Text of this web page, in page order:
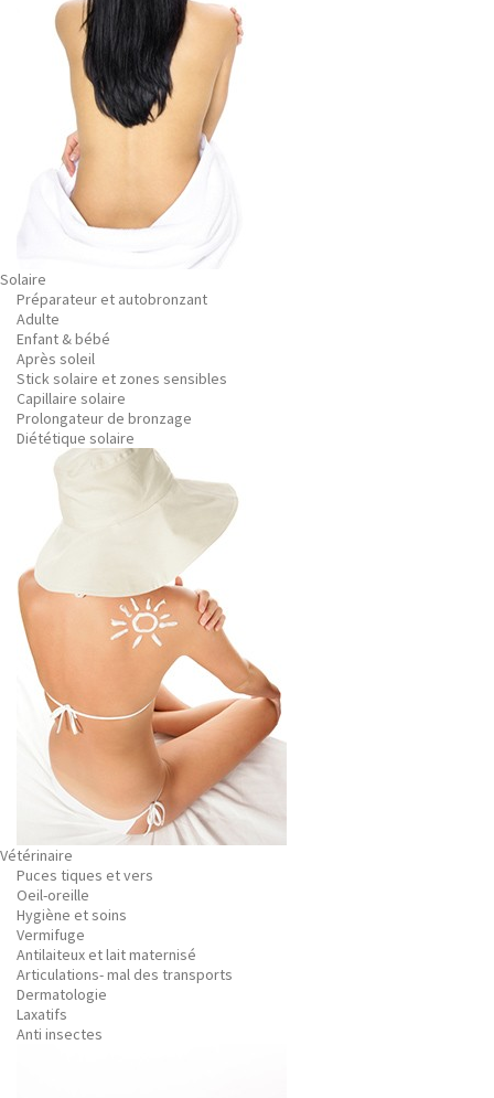
Solaire
Préparateur et autobronzant
Adulte
Enfant & bébé
Après soleil
Stick solaire et zones sensibles
Capillaire solaire
Prolongateur de bronzage
Diététique solaire
Vétérinaire
Puces tiques et vers
Oeil-oreille
Hygiène et soins
Vermifuge
Antilaiteux et lait maternisé
Articulations- mal des transports
Dermatologie
Laxatifs
Anti insectes